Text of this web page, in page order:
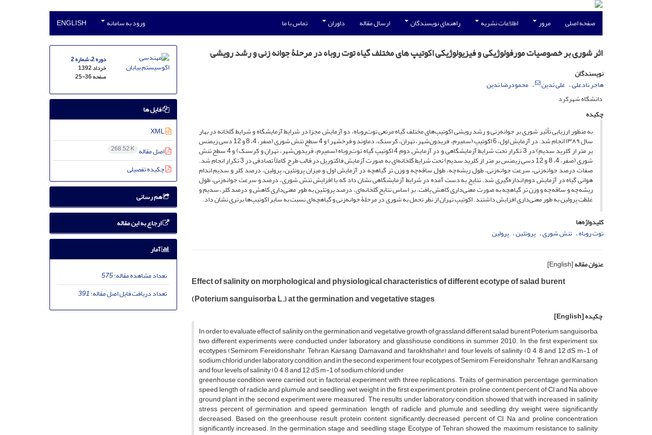
صفحه اصلی مرور اطلاعات نشریه راهنمای نویسندگان ارسال مقاله داوران تماس با ما ورود به سامانه ENGLISH
اثر شوری بر خصوصیات مورفولوژیکی و فیزیولوژیکی اکوتیپ های مختلف گیاه توت روباه در مرحلۀ جوانه زنی و رشد رویشی
نویسندگان
هاجر نادعلی علی تدین
محمودرضا تدین
دانشگاه شهرکرد
چکیده
به منظور ارزیابی تأثیر شوری بر جوانه‌زنی و رشد رویشی اکوتیپ‌های مختلف گیاه مرتعی توت‌روباه، دو آزمایش مجزا در شرایط آزمایشگاه و شرایط گلخانه در بهار
سال ١٣٨٩ انجام شد. در آزمایش اول، 6 اکوتیپ (سمیرم، فریدون‌شهر‌، تهران، کرسنک، دماوند و فرخشهر) و 4 سطح تنش شوری (صفر، 4، 8 و 12 دسی زیمنس
بر متر از کلرید سدیم) در 3 تکرار تحت شرایط آزمایشگاهی و در آزمایش دوم 4 اکوتیپ گیاه توت‌روباه (سمیرم، فریدون‌شهر‌، تهران و کرسنک) و 4 سطح تنش
شوری (صفر، 4، 8 و 12 دسی زیمنس بر متر از کلرید سدیم) تحت شرایط گلخانه‌ای به صورت آزمایش فاکتوریل در قالب طرح کاملاً تصادفی در 3 تکرار انجام شد.
صفات درصد جوانه‌‌زنی، سرعت جوانه‌زنی، طول ریشه‌چه، طول ساقه‌چه و وزن تر گیاهچه در آزمایش اول و میزان پروتئین، پرولین، درصد کلر و سدیم اندام
هوانی گیاه در آزمایش دوم اندازه‌گیری شد. نتایج به دست آمده در شرایط آزمایشگاهی نشان داد که با افزایش تنش شوری، درصد و سرعت جوانه‌زنی، طول
ریشه‌چه و ساقه‌چه و وزن تر گیاهچه به صورت معنی‌داری کاهش یافت. بر اساس نتایج گلخانه‌ای، درصد پروتئین به طور معنی‌داری کاهش و درصد کلر، سدیم و
غلظت پرولین به طور معنی‌داری افزایش داشتند. اکوتیپ تهران از نظر تحمل به شوری در مرحلۀ جوانه‌زنی و گیاهچه‌ای نسبت به سایر اکوتیپ‌ها برتری نشان داد.
کلیدواژه‌ها
توت روباه تنش شوری پروتئین پرولین
عنوان مقاله[English]
Effect of salinity on morphological and physiological characteristics of different ecotype of salad burent
(Poterium sanguisorba L.) at the germination and vegetative stages
چکیده[English]
In order to evaluate effect of salinity on the germination and vegetative growth of grassland different salad burent Poterium sanguisorba
two different experiments were conducted under laboratory and glasshouse conditions in summer 2010. In the first experiment six
ecotypes (Semirom, Fereidonshahr, Tehran, Karsang, Damavand and farokhshahr) and four levels of salinity (0, 4, 8 and 12 dS m-1 of
sodium chlorid under laboratory condition and in the second experiment four ecotypes of Semirom, Fereidonshahr, Tehran and Karsang
and four levels of salinity (0, 4, 8 and 12 dS m-1 of sodium chlorid under
greenhouse condition were carried out in factorial experiment with three replications. Traits of germination percentage, germination
speed, length of radicle and plumule and seedling wet weight in the first experiment, protein, proline content, percent of Cl and Na above
ground plant in the second experiment were measured. The results under laboratory condition, showed that with increased in salinity
stress, percent of germination and speed germination, length of radicle and plumule and seedling dry weight were significantly
decreased. Based on the greenhouse result, protein content significantly decreased, percent of Cl, Na and proline concentration
significantly increased. In the germination stage and seedling stage, Ecotype of Tehran showed the maximum resistance to salinity
دوره 2، شماره 2
خرداد 1392
صفحه25-36
فایل ها
XML
اصل مقاله 268.52 K
چکیده تفصیلی
هم رسانی
ارجاع به این مقاله
آمار
تعداد مشاهده مقاله:575
تعداد دریافت فایل اصل مقاله:391